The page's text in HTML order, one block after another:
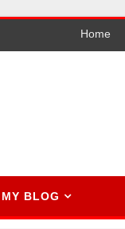
Home
MY BLOG